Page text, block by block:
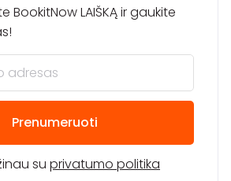
BookitNow LAIŠKĄ ir gaukite
Prenumeruoti
su privatumo politika